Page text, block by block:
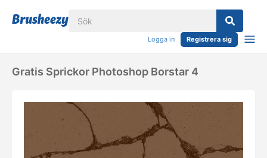
Logga in Registrera sig
Gratis Sprickor Photoshop Borstar 4